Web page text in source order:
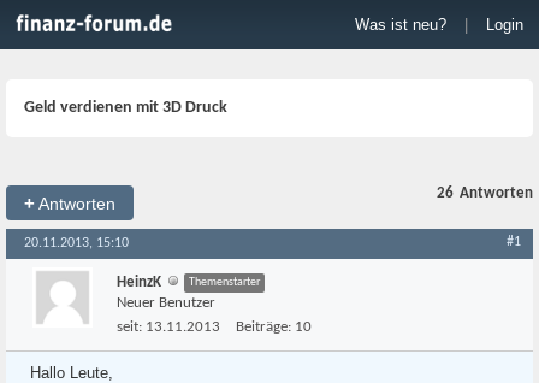
Was ist neu? Login
Geld verdienen mit 3D Druck
+Antworten
26 Antworten
20.11.2013, 15:10 #1
HeinzK Themenstarter
Neuer Benutzer
seit: 13.11.2013 Beiträge: 10
Hallo Leute,